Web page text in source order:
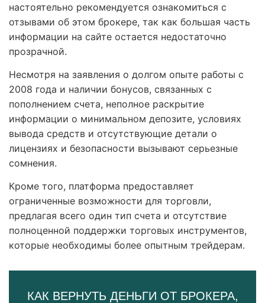
настоятельно рекомендуется ознакомиться с
отзывами об этом брокере, так как большая часть
информации на сайте остается недостаточно
прозрачной.
Несмотря на заявления о долгом опыте работы с
2008 года и наличии бонусов, связанных с
пополнением счета, неполное раскрытие
информации о минимальном депозите, условиях
вывода средств и отсутствующие детали о
лицензиях и безопасности вызывают серьезные
сомнения.
Кроме того, платформа предоставляет
ограниченные возможности для торговли,
предлагая всего один тип счета и отсутствие
полноценной поддержки торговых инструментов,
которые необходимы более опытным трейдерам.
КАК ВЕРНУТЬ ДЕНЬГИ ОТ БРОКЕРА,